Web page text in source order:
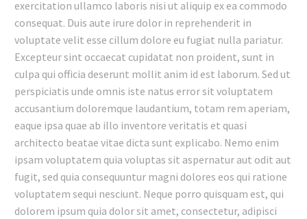
exercitation ullamco laboris nisi ut aliquip ex ea commodo
consequat. Duis aute irure dolor in reprehenderit in
voluptate velit esse cillum dolore eu fugiat nulla pariatur.
Excepteur sint occaecat cupidatat non proident, sunt in
culpa qui officia deserunt mollit anim id est laborum. Sed ut
perspiciatis unde omnis iste natus error sit voluptatem
accusantium doloremque laudantium, totam rem aperiam,
eaque ipsa quae ab illo inventore veritatis et quasi
architecto beatae vitae dicta sunt explicabo. Nemo enim
ipsam voluptatem quia voluptas sit aspernatur aut odit aut
fugit, sed quia consequuntur magni dolores eos qui ratione
voluptatem sequi nesciunt. Neque porro quisquam est, qui
dolorem ipsum quia dolor sit amet, consectetur, adipisci